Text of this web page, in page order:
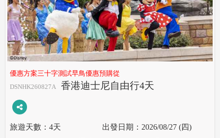
優惠方案三十字測試早鳥優惠預購從
DSNHK260827A
香港迪士尼自由行4天
4天 2026/08/27 (四)